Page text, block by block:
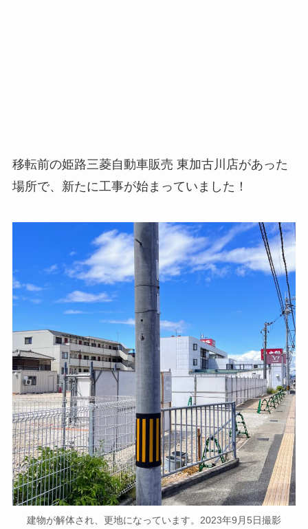
移転前の姫路三菱自動車販売 東加古川店があった
場所で、新たに工事が始まっていました！
建物が解体され、更地になっています。2023年9月5日撮影